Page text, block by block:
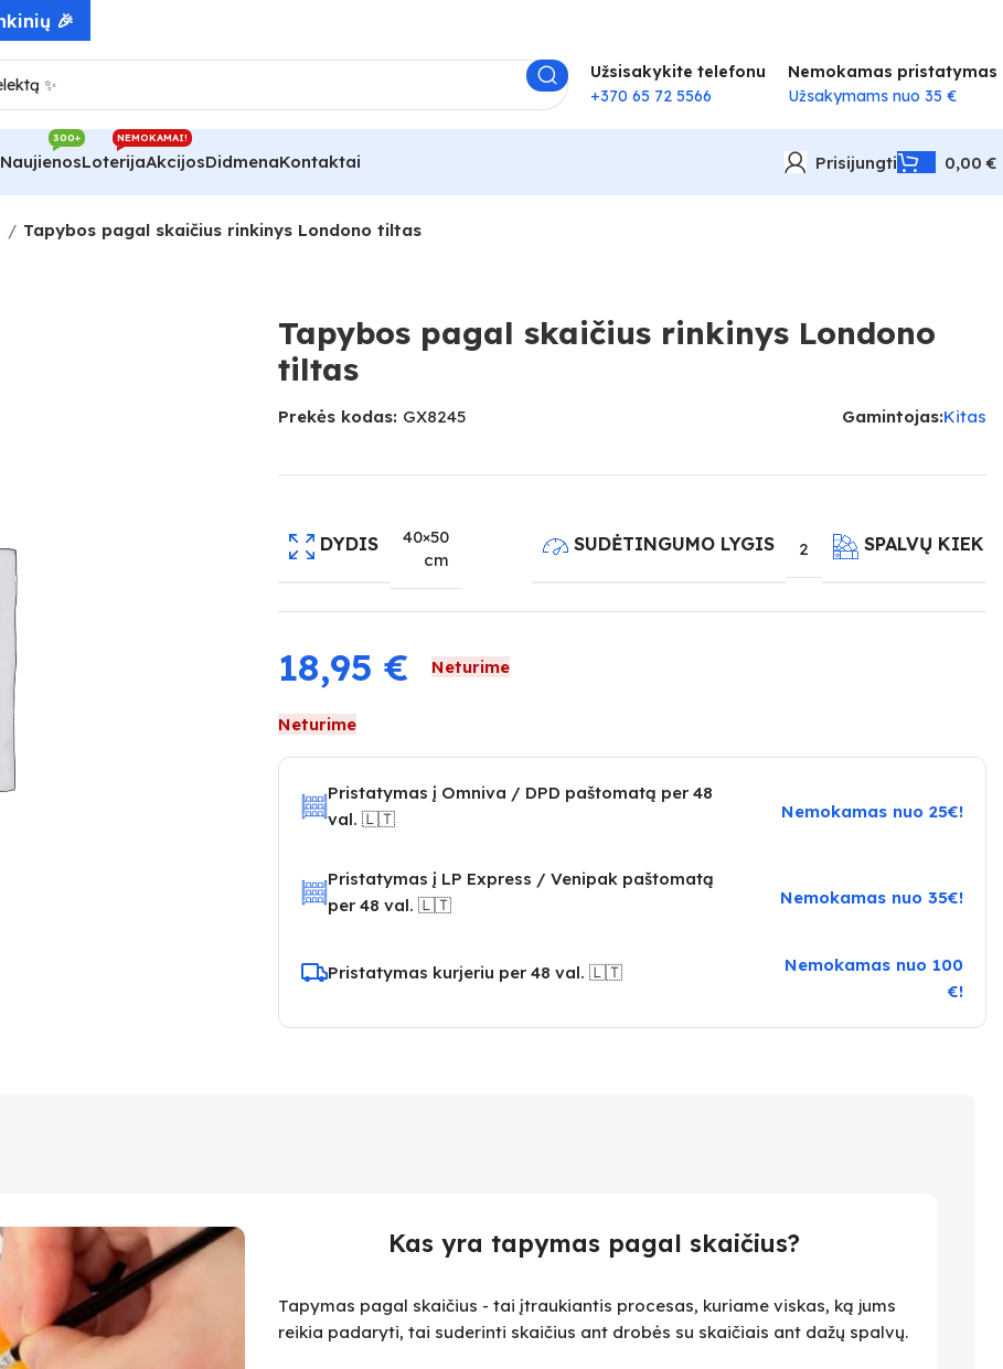
Užsisakykite telefonu
+370 65 72 5566
Nemokamas pristatymas
Užsakymams nuo 35 €
Naujienos
300+
Loterija
NEMOKAMAI!
AkcijosDidmenaKontaktai Prisijungti 0,00€
Tapybos pagal skaičius rinkinys Londono tiltas
Tapybos pagal skaičius rinkinys Londono
tiltas
Prekės kodas: GX8245 Gamintojas:Kitas
DYDIS
40×50
cm
SUDĖTINGUMO LYGIS 2 SPALVŲ KIEKIS
18,95 € Neturime
Neturime
Pristatymas į Omniva / DPD paštomatą per 48
val. 🇱🇹
Nemokamas nuo 25€!
Pristatymas į LP Express / Venipak paštomatą
per 48 val. 🇱🇹
Nemokamas nuo 35€!
Pristatymas kurjeriu per 48 val. 🇱🇹
Nemokamas nuo 100
€!
Kas yra tapymas pagal skaičius?
Tapymas pagal skaičius - tai įtraukiantis procesas, kuriame viskas, ką jums
reikia padaryti, tai suderinti skaičius ant drobės su skaičiais ant dažų spalvų.